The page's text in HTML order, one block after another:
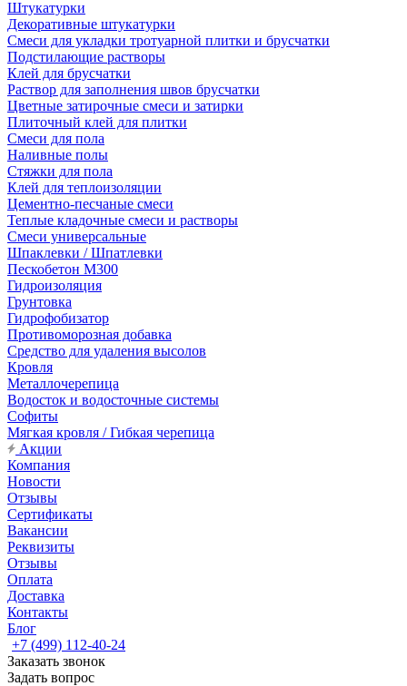
Штукатурки
Декоративные штукатурки
Смеси для укладки тротуарной плитки и брусчатки
Подстилающие растворы
Клей для брусчатки
Раствор для заполнения швов брусчатки
Цветные затирочные смеси и затирки
Плиточный клей для плитки
Смеси для пола
Наливные полы
Стяжки для пола
Клей для теплоизоляции
Цементно-песчаные смеси
Теплые кладочные смеси и растворы
Смеси универсальные
Шпаклевки / Шпатлевки
Пескобетон М300
Гидроизоляция
Грунтовка
Гидрофобизатор
Противоморозная добавка
Средство для удаления высолов
Кровля
Металлочерепица
Водосток и водосточные системы
Софиты
Мягкая кровля / Гибкая черепица
Акции
Компания
Новости
Отзывы
Сертификаты
Вакансии
Реквизиты
Отзывы
Оплата
Доставка
Контакты
Блог
+7 (499) 112-40-24
Заказать звонок
Задать вопрос